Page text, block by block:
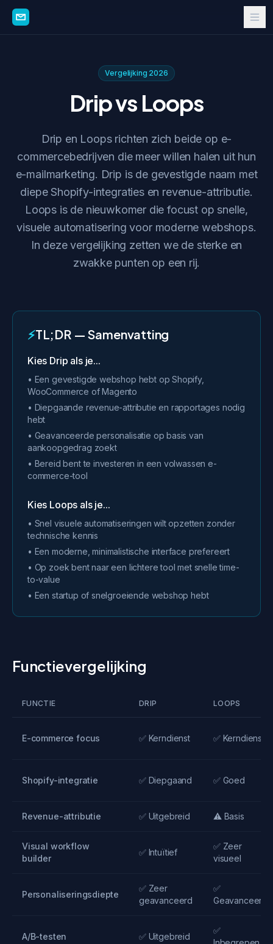
Vergelijking 2026
Drip vs Loops
Drip en Loops richten zich beide op e-
commercebedrijven die meer willen halen uit hun
e-mailmarketing. Drip is de gevestigde naam met
diepe Shopify-integraties en revenue-attributie.
Loops is de nieuwkomer die focust op snelle,
visuele automatisering voor moderne webshops.
In deze vergelijking zetten we de sterke en
zwakke punten op een rij.
⚡TL;DR — Samenvatting
Kies Drip als je...
• Een gevestigde webshop hebt op Shopify,
WooCommerce of Magento
• Diepgaande revenue-attributie en rapportages nodig
hebt
• Geavanceerde personalisatie op basis van
aankoopgedrag zoekt
• Bereid bent te investeren in een volwassen e-
commerce-tool
Kies Loops als je...
• Snel visuele automatiseringen wilt opzetten zonder
technische kennis
• Een moderne, minimalistische interface prefereert
• Op zoek bent naar een lichtere tool met snelle time-
to-value
• Een startup of snelgroeiende webshop hebt
Functievergelijking
FUNCTIE DRIP LOOPS
E-commerce focus ✅ Kerndienst ✅ Kerndienst
Shopify-integratie ✅ Diepgaand ✅ Goed
Revenue-attributie ✅ Uitgebreid ⚠️ Basis
Visual workflow
builder
✅ Intuïtief
✅ Zeer
visueel
Personaliseringsdiepte
✅ Zeer
geavanceerd
✅
Geavanceerd
A/B-testen ✅ Uitgebreid
✅